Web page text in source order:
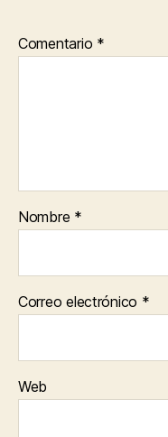
Comentario *
Nombre *
Correo electrónico *
Web